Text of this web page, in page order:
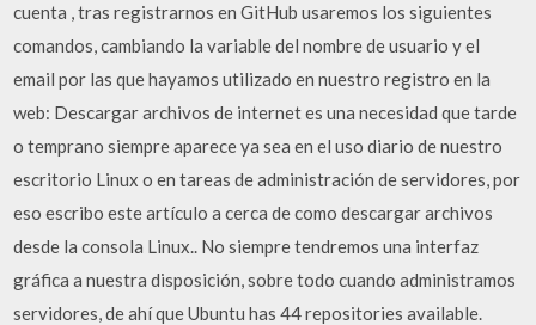
cuenta , tras registrarnos en GitHub usaremos los siguientes
comandos, cambiando la variable del nombre de usuario y el
email por las que hayamos utilizado en nuestro registro en la
web: Descargar archivos de internet es una necesidad que tarde
o temprano siempre aparece ya sea en el uso diario de nuestro
escritorio Linux o en tareas de administración de servidores, por
eso escribo este artículo a cerca de como descargar archivos
desde la consola Linux.. No siempre tendremos una interfaz
gráfica a nuestra disposición, sobre todo cuando administramos
servidores, de ahí que Ubuntu has 44 repositories available.